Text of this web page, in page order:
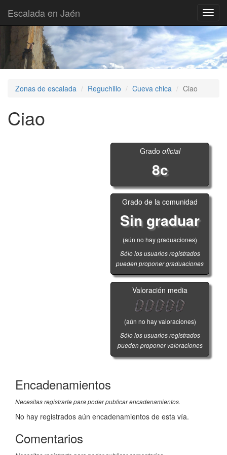
Escalada en Jaén
Zonas de escalada Reguchillo Cueva chica Ciao
Ciao
Grado oficial
8c
Grado de la comunidad
Sin graduar
(aún no hay graduaciones)
Sólo los usuarios registrados
pueden proponer graduaciones
Valoración media
(aún no hay valoraciones)
Sólo los usuarios registrados
pueden proponer valoraciones
Encadenamientos
Necesitas registrarte para poder publicar encadenamientos.
No hay registrados aún encadenamientos de esta vía.
Comentarios